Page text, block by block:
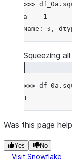
>>> df_0a .
a    1
Name: 0,
Squeezing
>>> df_0a .
1
Was this page
Yes No
Visit Snowflake